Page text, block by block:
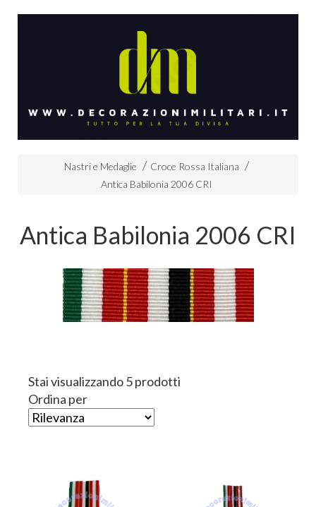
Nastri e Medaglie
Croce Rossa Italiana
Antica Babilonia 2006 CRI
Antica Babilonia 2006 CRI
Stai visualizzando 5 prodotti
Ordina per